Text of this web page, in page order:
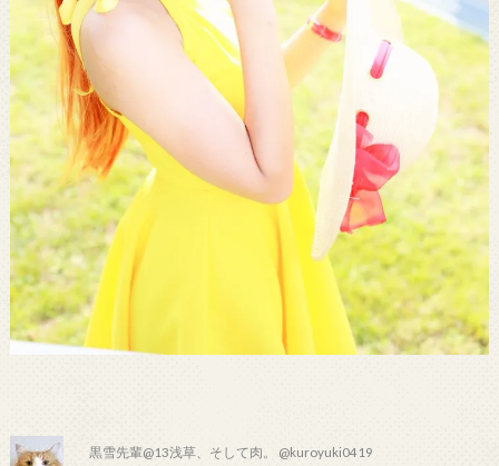
黒雪先輩@13浅草、そして肉。 @kuroyuki0419